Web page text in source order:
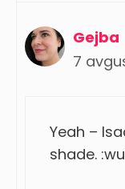
Gejba
7
Yeah –
shade.